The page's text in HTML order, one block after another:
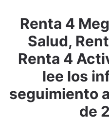
Renta 4
Salud,
Renta 4
lee los
seguimiento
de